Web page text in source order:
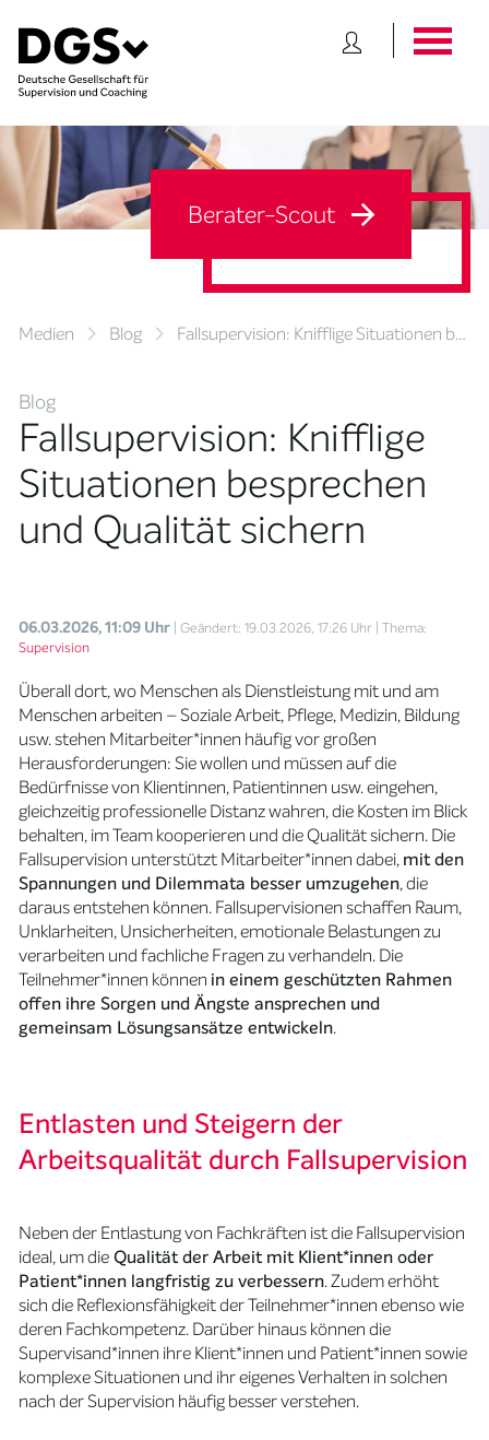
Medien Blog Fallsupervision: Knifflige Situationen b…
Berater-Scout
Blog
Fallsupervision: Knifflige
Situationen besprechen
und Qualität sichern
06.03.2026, 11:09 Uhr | Geändert: 19.03.2026, 17:26 Uhr | Thema:
Supervision
Überall dort, wo Menschen als Dienstleistung mit und am
Menschen arbeiten – Soziale Arbeit, Pflege, Medizin, Bildung
usw. stehen Mitarbeiter*innen häufig vor großen
Herausforderungen: Sie wollen und müssen auf die
Bedürfnisse von Klientinnen, Patientinnen usw. eingehen,
gleichzeitig professionelle Distanz wahren, die Kosten im Blick
behalten, im Team kooperieren und die Qualität sichern. Die
Fallsupervision unterstützt Mitarbeiter*innen dabei,mit den
Spannungen und Dilemmata besser umzugehen, die
daraus entstehen können. Fallsupervisionen schaffen Raum,
Unklarheiten, Unsicherheiten, emotionale Belastungen zu
verarbeiten und fachliche Fragen zu verhandeln. Die
Teilnehmer*innen können in einem geschützten Rahmen
offen ihre Sorgen und Ängste ansprechen und
gemeinsam Lösungsansätze entwickeln.
Entlasten und Steigern der
Arbeitsqualität durch Fallsupervision
Neben der Entlastung von Fachkräften ist die Fallsupervision
ideal, um dieQualität der Arbeit mit Klient*innen oder
Patient*innen langfristig zu verbessern. Zudem erhöht
sich die Reflexionsfähigkeit der Teilnehmer*innen ebenso wie
deren Fachkompetenz. Darüber hinaus können die
Supervisand*innen ihre Klient*innen und Patient*innen sowie
komplexe Situationen und ihr eigenes Verhalten in solchen
nach der Supervision häufig besser verstehen.